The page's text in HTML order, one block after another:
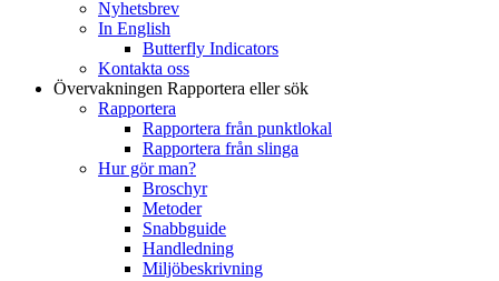
Nyhetsbrev
In English
Butterfly Indicators
Kontakta oss
Övervakningen Rapportera eller sök
Rapportera
Rapportera från punktlokal
Rapportera från slinga
Hur gör man?
Broschyr
Metoder
Snabbguide
Handledning
Miljöbeskrivning